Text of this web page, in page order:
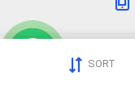
Telif hakkı © 2026
SORT